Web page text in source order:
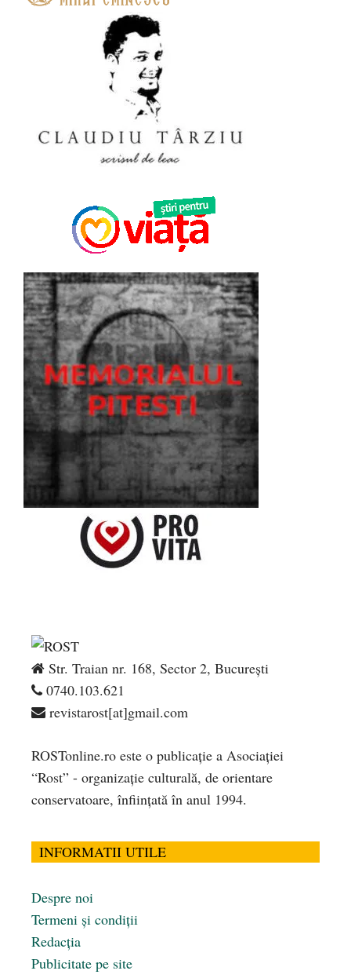
Str. Traian nr. 168, Sector 2, București
0740.103.621
revistarost[at]gmail.com
ROSTonline.ro este o publicaţie a Asociaţiei
“Rost” - organizaţie culturală, de orientare
conservatoare, înfiinţată în anul 1994.
INFORMATII UTILE
Despre noi
Termeni și condiții
Redacția
Publicitate pe site